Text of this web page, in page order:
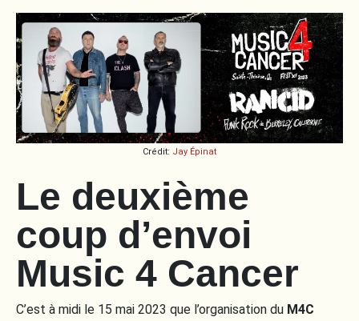
Crédit: Jay Épinat
Le deuxième
coup d’envoi
Music 4 Cancer
C’est à midi le 15 mai 2023 que l’organisation du M4C